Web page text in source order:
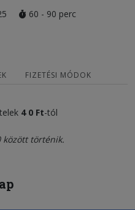
60 - 90 perc
FIZETÉSI MÓDOK
4 0 Ft-tól
között történik.